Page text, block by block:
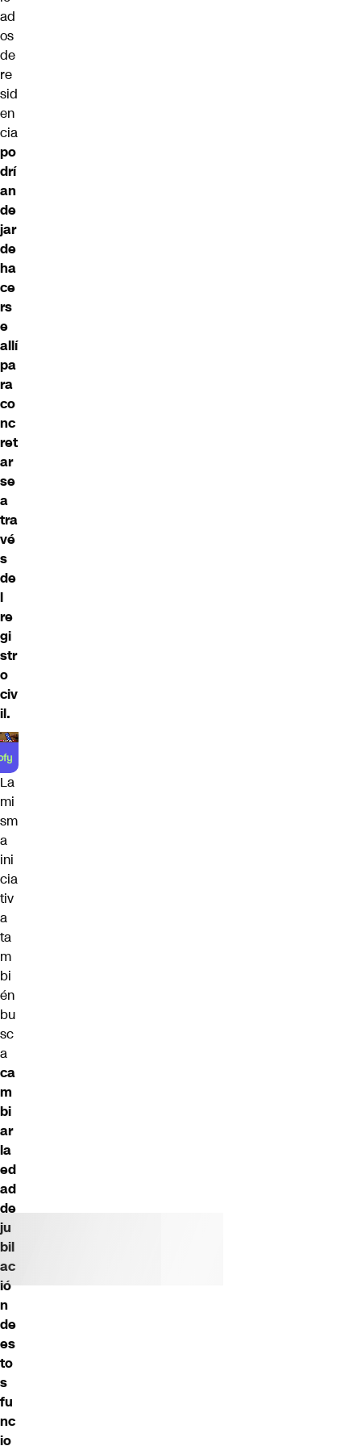
ad
os
de
re
sid
en
cia
po
drí
an
de
jar
de
ha
ce
rs
e
allí
pa
ra
co
nc
ret
ar
se
a
tra
vé
s
de
l
re
gi
str
o
civ
il.
La
mi
sm
a
ini
cia
tiv
a
ta
m
bi
én
bu
sc
a
ca
m
bi
ar
la
ed
ad
de
ju
bil
ac
ió
n
de
es
to
s
fu
nc
io